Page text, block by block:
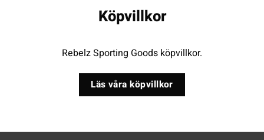
Köpvillkor
Rebelz Sporting Goods köpvillkor.
Läs våra köpvillkor